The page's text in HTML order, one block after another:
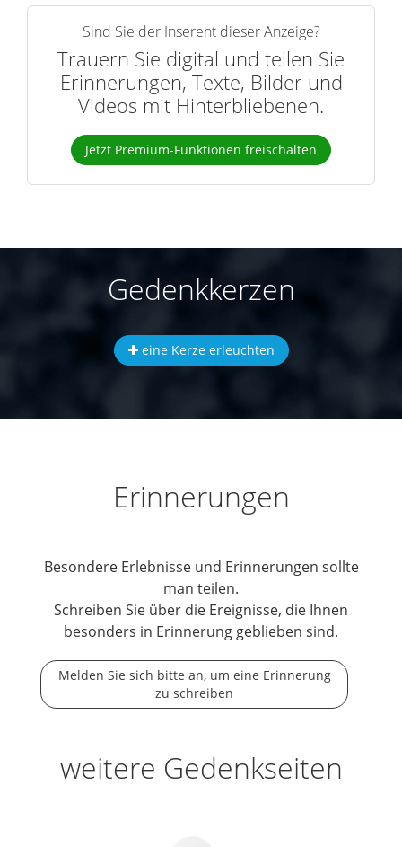
Sind Sie der Inserent dieser Anzeige?
Trauern Sie digital und teilen Sie
Erinnerungen, Texte, Bilder und
Videos mit Hinterbliebenen.
Jetzt Premium-Funktionen freischalten
Gedenkkerzen
eine Kerze erleuchten
Erinnerungen
Besondere Erlebnisse und Erinnerungen sollte
man teilen.
Schreiben Sie über die Ereignisse, die Ihnen
besonders in Erinnerung geblieben sind.
Melden Sie sich bitte an, um eine Erinnerung
zu schreiben
weitere Gedenkseiten